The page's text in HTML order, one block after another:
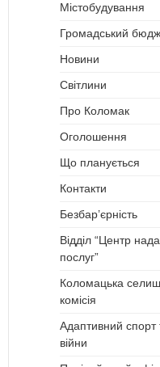
Містобудування
Громадський
Новини
Світлини
Про Коломак
Оголошення
Що планується
Контакти
Безбар’єрність
Відділ “Центр
послуг”
Коломацька
комісія
Адаптивний спорт
війни